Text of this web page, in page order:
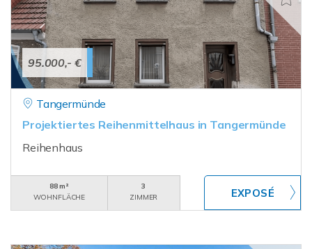
95.000,- €
Tangermünde
Projektiertes Reihenmittelhaus in Tangermünde
Reihenhaus
88 m²
WOHNFLÄCHE
3
ZIMMER